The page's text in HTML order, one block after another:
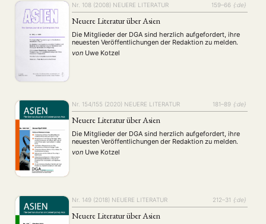
Nr. 108 (2008) NEUERE LITERATUR 159–66 {:de}
Neuere Literatur über Asien
Die Mitglieder der DGA sind herzlich aufgefordert, ihre
neuesten Veröffentlichungen der Redaktion zu melden.
von Uwe Kotzel
Nr. 154/155 (2020) NEUERE LITERATUR 181–89 {:de}
Neuere Literatur über Asien
Die Mitglieder der DGA sind herzlich aufgefordert, ihre
neuesten Veröffentlichungen der Redaktion zu melden.
von Uwe Kotzel
Nr. 149 (2018) NEUERE LITERATUR 212–31 {:de}
Neuere Literatur über Asien